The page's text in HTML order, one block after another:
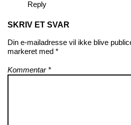
Reply
SKRIV ET SVAR
Din e-mailadresse vil ikke blive
markeret med *
Kommentar *